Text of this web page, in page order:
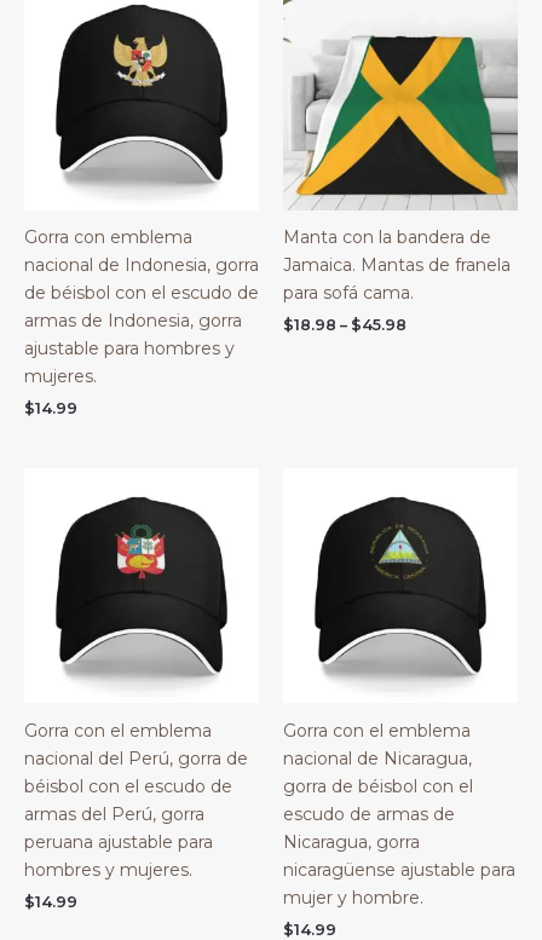
Gorra con emblema
nacional de Indonesia, gorra
de béisbol con el escudo de
armas de Indonesia, gorra
ajustable para hombres y
mujeres.
$14.99
Manta con la bandera de
Jamaica. Mantas de franela
para sofá cama.
$18.98 – $45.98
Gorra con el emblema
nacional del Perú, gorra de
béisbol con el escudo de
armas del Perú, gorra
peruana ajustable para
hombres y mujeres.
$14.99
Gorra con el emblema
nacional de Nicaragua,
gorra de béisbol con el
escudo de armas de
Nicaragua, gorra
nicaragüense ajustable para
mujer y hombre.
$14.99